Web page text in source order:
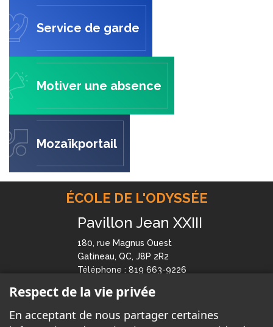
Service de garde
Motiver une absence
Mozaïkportail
ÉCOLE DE L'ODYSSÉE
Pavillon Jean XXIII
180, rue Magnus Ouest
Gatineau, QC, J8P 2R2
Téléphone : 819 663-9226
Pavillon St-René
Respect de la vie privée
En acceptant de nous partager certaines